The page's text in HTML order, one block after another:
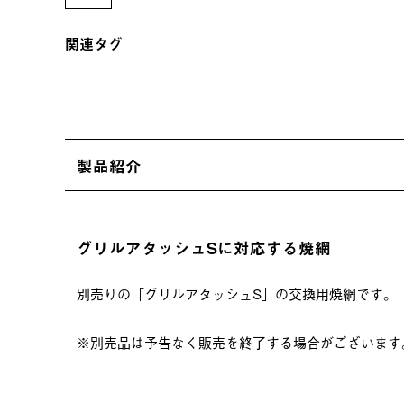
関連タグ
製品紹介
グリルアタッシュSに対応する焼網
別売りの「グリルアタッシュS」の交換用焼網です。
※別売品は予告なく販売を終了する場合がございます